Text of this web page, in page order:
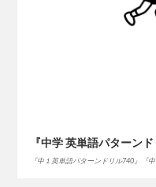
『中学 英単語パターン
『中１英単語パターンドリル740』『